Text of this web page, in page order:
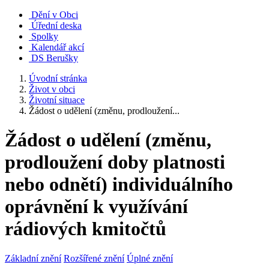
Dění v Obci
Úřední deska
Spolky
Kalendář akcí
DS Berušky
Úvodní stránka
Život v obci
Životní situace
Žádost o udělení (změnu, prodloužení...
Žádost o udělení (změnu,
prodloužení doby platnosti
nebo odnětí) individuálního
oprávnění k využívání
rádiových kmitočtů
Základní znění Rozšířené znění Úplné znění